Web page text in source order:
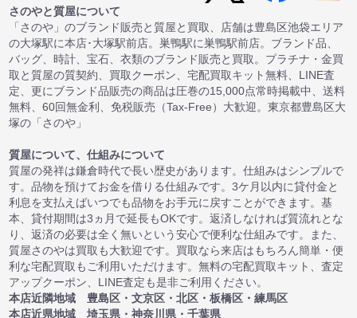
さのやと質屋について
「さのや」のブランド販売と質屋と買取、店舗は豊島区池袋エリア
の大塚駅に本店･大塚駅前店。巣鴨駅に巣鴨駅前店。ブランド品、
バッグ、時計、宝石、衣類のブランド販売と買取。プラチナ・金買
取と質屋の質契約、買取クーポン、宅配買取キット無料、LINE査
定、更にブランド品販売の商品は圧巻の15,000点常時掲載中、送料
無料、60回無金利、免税販売（Tax-Free）大歓迎。東京都豊島区大
塚の「さのや」
質屋について、仕組みについて
質屋の発祥は鎌倉時代で長い歴史があります。仕組みはシンプルで
す。品物を預けてお金を借りる仕組みです。3ケ月以内に貸付金と
利息を支払えばいつでも品物をお手元に戻すことができます。基
本、貸付期間は3ヵ月で延長もOKです。返済しなければ質流れとな
り、返済の必要は全く無いという安心で便利な仕組みです。また、
質屋さのやは買取も大歓迎です。買取なら来店はもちろん簡単・便
利な宅配買取もご利用いただけます。無料の宅配買取キット、査定
アップクーポン、LINE査定も是非ご利用ください。
本店近隣地域 豊島区・文京区・北区・板橋区・練馬区
本店近県地域 埼玉県・神奈川県・千葉県